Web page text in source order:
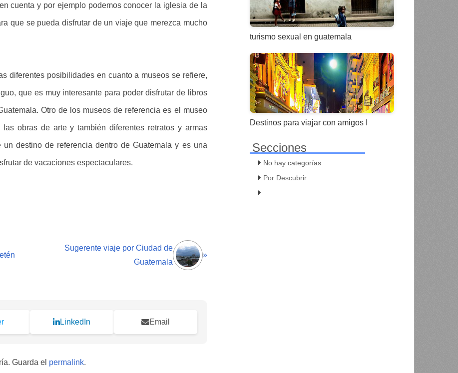
cuenta y por ejemplo podemos conocer la iglesia de la
que se pueda disfrutar de un viaje que merezca mucho
diferentes posibilidades en cuanto a museos se refiere,
que es muy interesante para poder disfrutar de libros
Otro de los museos de referencia es el museo
obras de arte y también diferentes retratos y armas
destino de referencia dentro de Guatemala y es una
de vacaciones espectaculares.
Sugerente viaje por Ciudad de
Guatemala
»
LinkedIn Email
Guarda el permalink.
turismo sexual en guatemala
Destinos para viajar con amigos I
Secciones
No hay categorías
Por Descubrir